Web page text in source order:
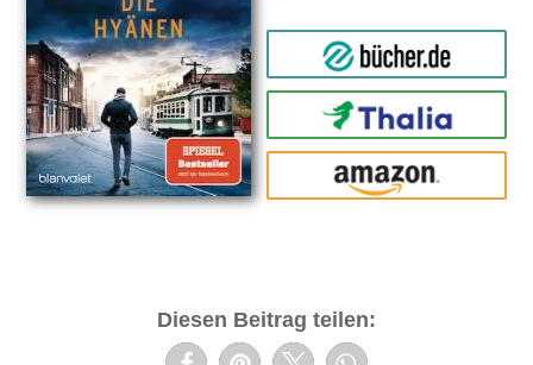
bücher.de
Thalia
amazon
Diesen Beitrag teilen: